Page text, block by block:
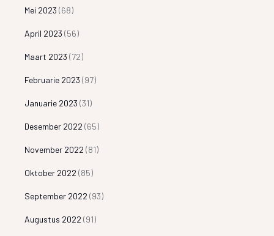
Mei 2023 (68)
April 2023 (56)
Maart 2023 (72)
Februarie 2023 (97)
Januarie 2023 (31)
Desember 2022 (65)
November 2022 (81)
Oktober 2022 (85)
September 2022 (93)
Augustus 2022 (91)